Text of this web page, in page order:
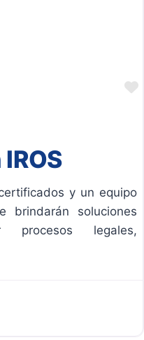
y un equipo
brindarán soluciones
procesos legales,